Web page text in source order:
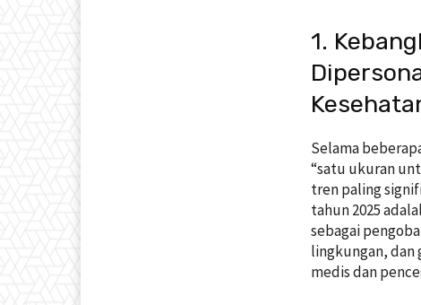
1.
Selama
“satu ukuran
tren paling
tahun 2025
sebagai
lingkungan, dan
medis dan